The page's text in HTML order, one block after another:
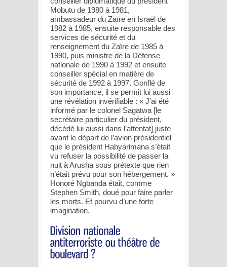
Mobutu de 1980 à 1981,
ambassadeur du Zaïre en Israël de
1982 à 1985, ensuite responsable des
services de sécurité et du
renseignement du Zaïre de 1985 à
1990, puis ministre de la Défense
nationale de 1990 à 1992 et ensuite
conseiller spécial en matière de
sécurité de 1992 à 1997. Gonflé de
son importance, il se permit lui aussi
une révélation invérifiable : « J’ai été
informé par le colonel Sagatwa [le
secrétaire particulier du président,
décédé lui aussi dans l’attentat] juste
avant le départ de l’avion présidentiel
que le président Habyarimana s’était
vu refuser la possibilité de passer la
nuit à Arusha sous prétexte que rien
n’était prévu pour son hébergement. »
Honoré Ngbanda était, comme
Stephen Smith, doué pour faire parler
les morts. Et pourvu d’une forte
imagination.